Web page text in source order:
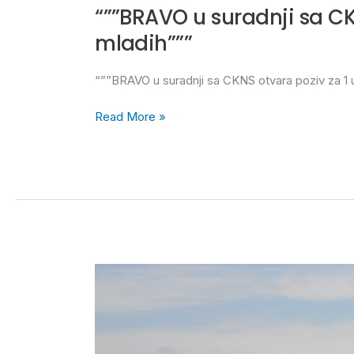
“””BRAVO u suradnji sa
mladih”””
“””BRAVO u suradnji sa CKNS otvara poziv za
Read More »